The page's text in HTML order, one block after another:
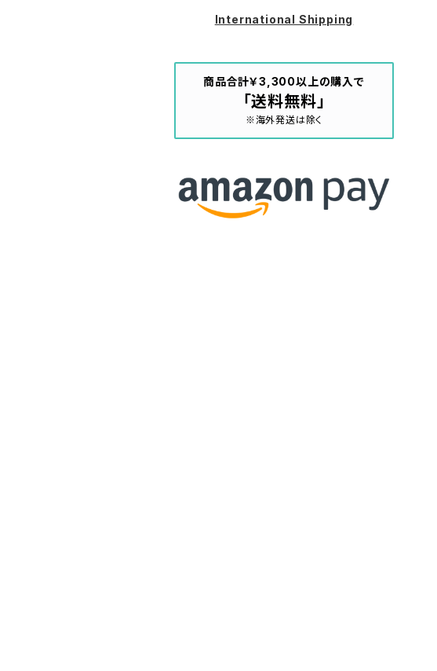
International Shipping
商品合計￥3,300以上の購入で
「送料無料」
※海外発送は除く